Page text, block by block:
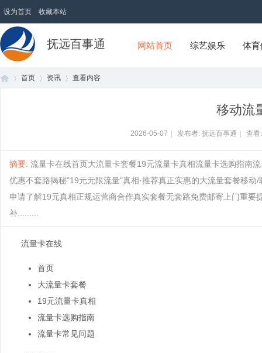
设为首页 收藏本站
抚远百事通 网站首页 综艺娱乐 体
首页 资讯 查看内容
移动流
2026-05-07 发布者: 抚远百事通 查
摘要: 流量卡在线首页大流量卡套餐19元流量卡真相流量卡选购指南
优惠不套路揭秘"19元无限流量"真相·推荐真正实惠的大流量套餐移
申请了解19元真相正规运营商合作真实套餐无套路免费邮寄上门重
补.........
流量卡在线
首页
大流量卡套餐
19元流量卡真相
流量卡选购指南
流量卡常见问题